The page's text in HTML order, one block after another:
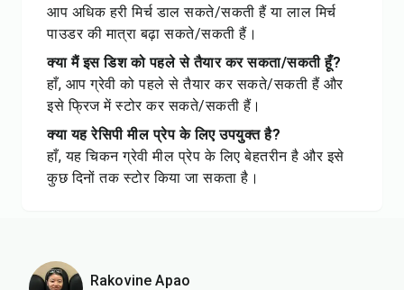
आप अधिक हरी मिर्च डाल सकते/सकती हैं या लाल मिर्च
पाउडर की मात्रा बढ़ा सकते/सकती हैं।
क्या मैं इस डिश को पहले से तैयार कर सकता/सकती हूँ?
हाँ, आप ग्रेवी को पहले से तैयार कर सकते/सकती हैं और
इसे फ्रिज में स्टोर कर सकते/सकती हैं।
क्या यह रेसिपी मील प्रेप के लिए उपयुक्त है?
हाँ, यह चिकन ग्रेवी मील प्रेप के लिए बेहतरीन है और इसे
कुछ दिनों तक स्टोर किया जा सकता है।
Rakovine Apao